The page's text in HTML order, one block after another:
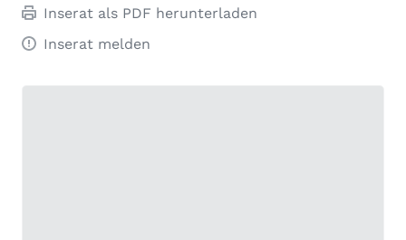
Inserat als PDF herunterladen
Inserat melden